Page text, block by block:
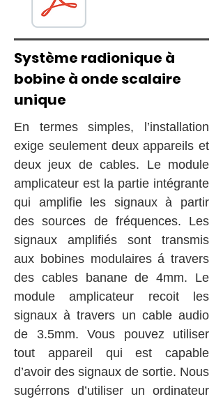
Système radionique à
bobine à onde scalaire
unique
En termes simples, l’installation
exige seulement deux appareils et
deux jeux de cables. Le module
amplicateur est la partie intégrante
qui amplifie les signaux à partir
des sources de fréquences. Les
signaux amplifiés sont transmis
aux bobines modulaires á travers
des cables banane de 4mm. Le
module amplicateur recoit les
signaux à travers un cable audio
de 3.5mm. Vous pouvez utiliser
tout appareil qui est capable
d’avoir des signaux de sortie. Nous
sugérrons d’utiliser un ordinateur